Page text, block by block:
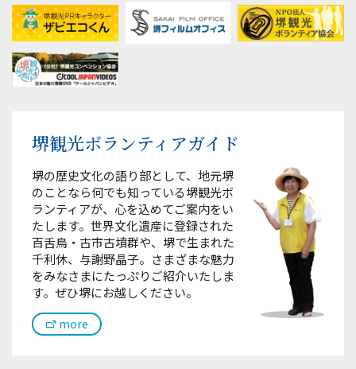
堺観光ボランティアガイド
堺の歴史文化の語り部として、地元堺
のことなら何でも知っている堺観光ボ
ランティアが、心を込めてご案内をい
たします。世界文化遺産に登録された
百舌鳥・古市古墳群や、堺で生まれた
千利休、与謝野晶子。さまざまな魅力
をみなさまにたっぷりご紹介いたしま
す。ぜひ堺にお越しください。
more